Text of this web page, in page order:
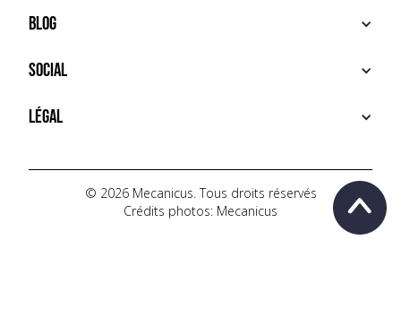
SERVICES PREMIUM
À PROPOS
HOUSE MECANICUS
CONTACT
Blog
NEWS
VIDÉOS
AUTOPÉDIA
Social
INSTAGRAM
TIKTOK
YOUTUBE
Légal
POLITIQUE DE CONFIDENTIALITÉ
© 2026 Mecanicus. Tous droits réservés
Crédits photos: Mecanicus